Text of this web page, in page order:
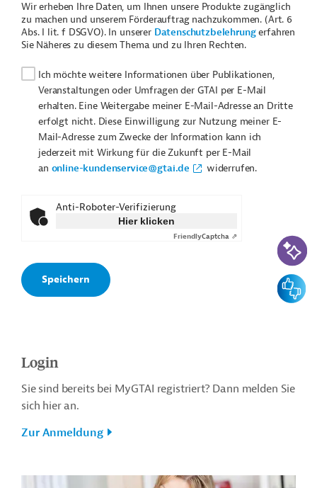
Wir erheben Ihre Daten, um Ihnen unsere Produkte zugänglich
zu machen und unserem Förderauftrag nachzukommen. (Art. 6
Abs. I lit. f DSGVO). In unserer Datenschutzbelehrungerfahren
Sie Näheres zu diesem Thema und zu Ihren Rechten.
Ich möchte weitere Informationen über Publikationen,
Veranstaltungen oder Umfragen der GTAI per E-Mail
erhalten. Eine Weitergabe meiner E-Mail-Adresse an Dritte
erfolgt nicht. Diese Einwilligung zur Nutzung meiner E-
Mail-Adresse zum Zwecke der Information kann ich
jederzeit mit Wirkung für die Zukunft per E-Mail
an online-kundenservice@gtai.de widerrufen.
Anti-Roboter-Verifizierung
Hier klicken
FriendlyCaptcha ⇗
Login
Sie sind bereits bei MyGTAI registriert? Dann melden Sie
sich hier an.
Zur Anmeldung
KI-